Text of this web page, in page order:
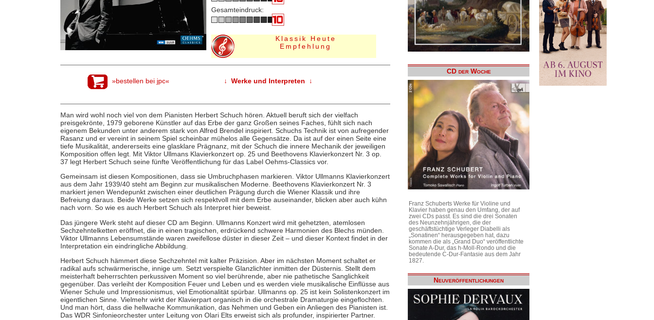
Gesamteindruck:
Klassik Heute
Empfehlung
»bestellen bei jpc« ↓ Werke und Interpreten ↓
Man wird wohl noch viel von dem Pianisten Herbert Schuch hören. Aktuell beruft sich der vielfach
preisgekrönte, 1979 geborene Künstler auf das Erbe der ganz Großen seines Faches, fühlt sich nach
eigenem Bekunden unter anderem stark von Alfred Brendel inspiriert. Schuchs Technik ist von aufregender
Rasanz und er vereint in seinem Spiel scheinbar mühelos alle Gegensätze. Da ist auf der einen Seite eine
tiefe Musikalität, andererseits eine glasklare Prägnanz, mit der Schuch die innere Mechanik der jeweiligen
Komposition offen legt. Mit Viktor Ullmans Klavierkonzert op. 25 und Beethovens Klavierkonzert Nr. 3 op.
37 legt Herbert Schuch seine fünfte Veröffentlichung für das Label Oehms-Classics vor.
Gemeinsam ist diesen Kompositionen, dass sie Umbruchphasen markieren. Viktor Ullmanns Klavierkonzert
aus dem Jahr 1939/40 steht am Beginn zur musikalischen Moderne. Beethovens Klavierkonzert Nr. 3
markiert jenen Wendepunkt zwischen einer deutlichen Prägung durch die Wiener Klassik und ihre
Befreiung daraus. Beide Werke setzen sich respektvoll mit dem Erbe auseinander, blicken aber auch kühn
nach vorn. So wie es auch Herbert Schuch als Interpret hier beweist.
Das jüngere Werk steht auf dieser CD am Beginn. Ullmanns Konzert wird mit gehetzten, atemlosen
Sechzehntelketten eröffnet, die in einen tragischen, erdrückend schwere Harmonien des Blechs münden.
Viktor Ullmanns Lebensumstände waren zweifellose düster in dieser Zeit – und dieser Kontext findet in der
Interpretation ein eindringliche Abbildung.
Herbert Schuch hämmert diese Sechzehntel mit kalter Präzision. Aber im nächsten Moment schaltet er
radikal aufs schwärmerische, innige um. Setzt verspielte Glanzlichter inmitten der Düsternis. Stellt dem
meisterhaft beherrschten perkussiven Moment so viel berührende, aber nie pathetische Sanglichkeit
gegenüber. Das verleiht der Komposition Feuer und Leben und es werden viele musikalische Einflüsse aus
Wiener Schule und Impressionismus, viel Emotionalität spürbar. Ullmanns op. 25 ist kein Solistenkonzert im
eigentlichen Sinne. Vielmehr wirkt der Klavierpart organisch in die orchestrale Dramaturgie eingeflochten.
Und man hört, dass die hellwache Kommunikation, das Nehmen und Geben ein Anliegen des Pianisten ist.
Das WDR Sinfonieorchester unter Leitung von Olari Elts erweist sich als profunder, inspirierter Partner.
CD der Woche
Franz Schuberts Werke für Violine und
Klavier haben genau den Umfang, der auf
zwei CDs passt. Es sind die drei Sonaten
des Neunzehnjährigen, die der
geschäftstüchtige Verleger Diabelli als
„Sonatinen“ herausgegeben hat, dazu
kommen die als „Grand Duo“ veröffentlichte
Sonate A-Dur, das h-Moll-Rondo und die
bedeutende C-Dur-Fantasie aus dem Jahr
1827.
Neuveröffentlichungen